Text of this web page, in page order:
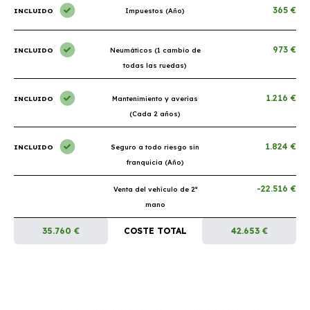
INCLUIDO Impuestos (Año) 365 €
INCLUIDO
Neumáticos (1 cambio de
todas las ruedas)
973 €
INCLUIDO
Mantenimiento y averías
(Cada 2 años)
1.216 €
INCLUIDO
Seguro a todo riesgo sin
franquicia (Año)
1.824 €
Venta del vehículo de 2ª
mano
-22.516 €
35.760 € COSTE TOTAL 42.653 €